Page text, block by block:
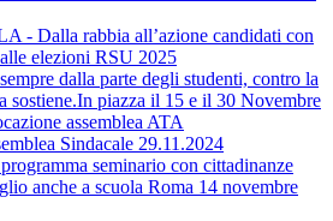
- Dalla rabbia all’azione candidati con
elezioni RSU 2025
dalla parte degli studenti, contro la
sostiene.In piazza il 15 e il 30 Novembre
assemblea ATA
Sindacale 29.11.2024
seminario con cittadinanze
anche a scuola Roma 14 novembre